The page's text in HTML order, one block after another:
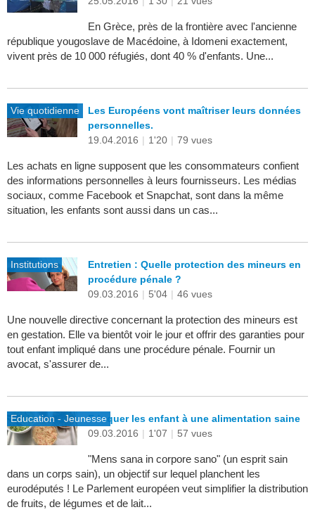
En Grèce, près de la frontière avec l'ancienne
république yougoslave de Macédoine, à Idomeni exactement,
vivent près de 10 000 réfugiés, dont 40 % d'enfants. Une...
Vie quotidienne
Les Européens vont maîtriser leurs données
personnelles.
19.04.2016 | 1'20 | 79 vues
Les achats en ligne supposent que les consommateurs confient
des informations personnelles à leurs fournisseurs. Les médias
sociaux, comme Facebook et Snapchat, sont dans la même
situation, les enfants sont aussi dans un cas...
Institutions
Entretien : Quelle protection des mineurs en
procédure pénale ?
09.03.2016 | 5'04 | 46 vues
Une nouvelle directive concernant la protection des mineurs est
en gestation. Elle va bientôt voir le jour et offrir des garanties pour
tout enfant impliqué dans une procédure pénale. Fournir un
avocat, s'assurer de...
Education - JeunesseEduquer les enfant à une alimentation saine
09.03.2016 | 1'07 | 57 vues
"Mens sana in corpore sano" (un esprit sain
dans un corps sain), un objectif sur lequel planchent les
eurodéputés ! Le Parlement européen veut simplifier la distribution
de fruits, de légumes et de lait...